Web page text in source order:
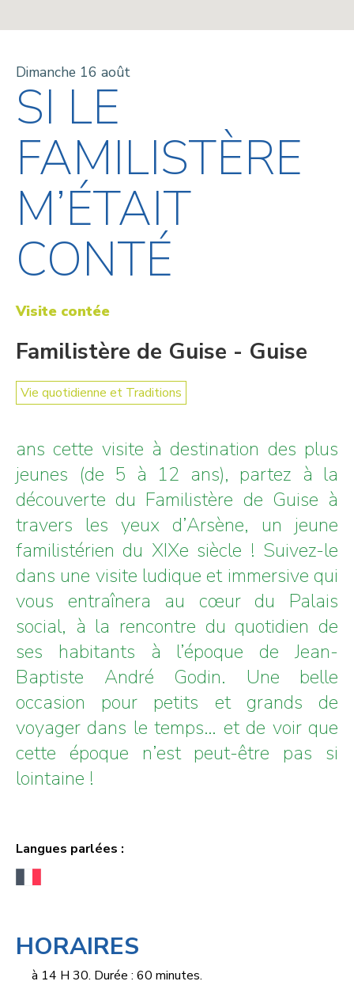
Dimanche 16 août
SI LE
FAMILISTÈRE
M’ÉTAIT
CONTÉ
Visite contée
Familistère de Guise - Guise
Vie quotidienne et Traditions
ans cette visite à destination des plus
jeunes (de 5 à 12 ans), partez à la
découverte du Familistère de Guise à
travers les yeux d’Arsène, un jeune
familistérien du XIXe siècle ! Suivez-le
dans une visite ludique et immersive qui
vous entraînera au cœur du Palais
social, à la rencontre du quotidien de
ses habitants à l’époque de Jean-
Baptiste André Godin. Une belle
occasion pour petits et grands de
voyager dans le temps… et de voir que
cette époque n’est peut-être pas si
lointaine !
Langues parlées :
HORAIRES
à 14 H 30. Durée : 60 minutes.